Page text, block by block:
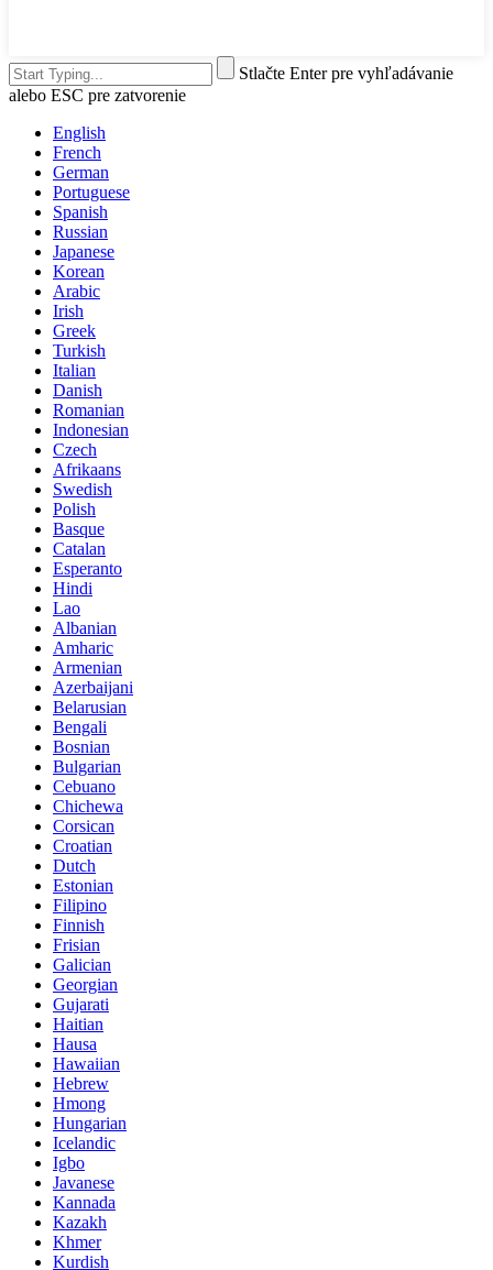
Stlačte Enter pre vyhľadávanie
alebo ESC pre zatvorenie
English
French
German
Portuguese
Spanish
Russian
Japanese
Korean
Arabic
Irish
Greek
Turkish
Italian
Danish
Romanian
Indonesian
Czech
Afrikaans
Swedish
Polish
Basque
Catalan
Esperanto
Hindi
Lao
Albanian
Amharic
Armenian
Azerbaijani
Belarusian
Bengali
Bosnian
Bulgarian
Cebuano
Chichewa
Corsican
Croatian
Dutch
Estonian
Filipino
Finnish
Frisian
Galician
Georgian
Gujarati
Haitian
Hausa
Hawaiian
Hebrew
Hmong
Hungarian
Icelandic
Igbo
Javanese
Kannada
Kazakh
Khmer
Kurdish